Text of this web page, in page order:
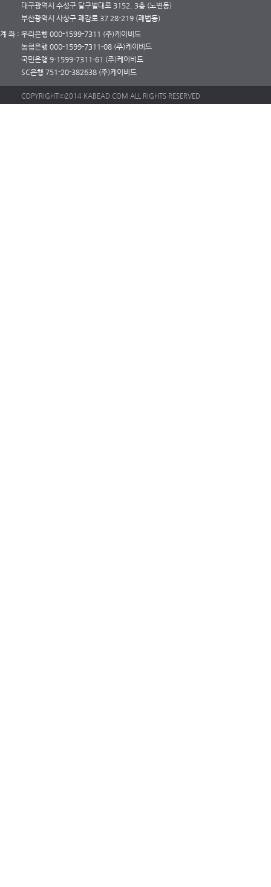
대구광역시 수성구 달구벌대로 3152, 3층 (노변동)
부산광역시 사상구 괘감로 37 28-219 (괘법동)
계 좌 : 우리은행 000-1599-7311 (주)케이비드
농협은행 000-1599-7311-08 (주)케이비드
국민은행 9-1599-7311-61 (주)케이비드
SC은행 751-20-382638 (주)케이비드
COPYRIGHTⓒ2014 KABEAD.COM ALL RIGHTS RESERVED